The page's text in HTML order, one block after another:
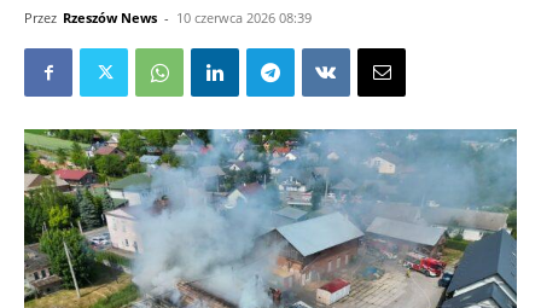
Przez Rzeszów News - 10 czerwca 2026 08:39